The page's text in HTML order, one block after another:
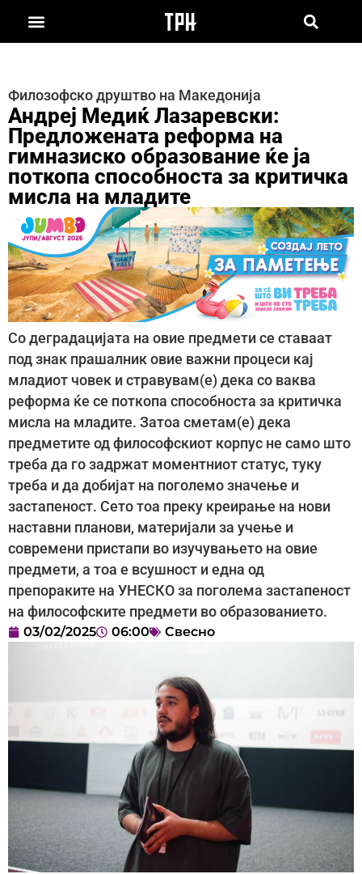
Филозофско друштво на Македонија
Андреј Медиќ Лазаревски:
Предложената реформа на
гимназиско образование ќе ја
поткопа способноста за критичка
мисла на младите
Со деградацијата на овие предмети се ставаат
под знак прашалник овие важни процеси кај
младиот човек и стравувам(е) дека со ваква
реформа ќе се поткопа способноста за критичка
мисла на младите. Затоа сметам(е) дека
предметите од философскиот корпус не само што
треба да го задржат моментниот статус, туку
треба и да добијат на поголемо значење и
застапеност. Сето тоа преку креирање на нови
наставни планови, материјали за учење и
современи пристапи во изучувањето на овие
предмети, а тоа е всушност и една од
препораките на УНЕСКО за поголема застапеност
на философските предмети во образованието. ​
03/02/2025 06:00 Свесно